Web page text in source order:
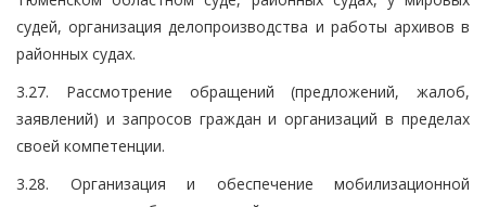
судей, организация делопроизводства и работы архивов в
районных судах.
3.27. Рассмотрение обращений (предложений, жалоб,
заявлений) и запросов граждан и организаций в пределах
своей компетенции.
3.28. Организация и обеспечение мобилизационной